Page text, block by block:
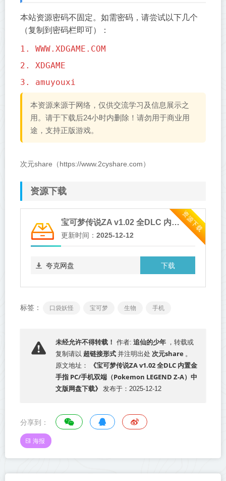
本站资源密码不固定。如需密码，请尝试以下几个
（复制到密码栏即可）：
1. WWW.XDGAME.COM
2. XDGAME
3. amuyouxi
本资源来源于网络，仅供交流学习及信息展示之
用。请于下载后24小时内删除！请勿用于商业用
途，支持正版游戏。
次元share（https://www.2cyshare.com）
资源下载
资源下载
宝可梦传说ZA v1.02 全DLC 内置金手指 PC/手机双端（Pokemon LEGEND Z-A）
更新时间： 2025-12-12
下载
夸克网盘
标签： 口袋妖怪 宝可梦 生物 手机
未经允许不得转载！ 作者: 追仙的少年 ，转载或
复制请以 超链接形式 并注明出处 次元share 。
原文地址：
《宝可梦传说ZA v1.02 全DLC 内置金
手指 PC/手机双端（Pokemon LEGEND Z-A）中
文版网盘下载》
发布于：2025-12-12
分享到：
海报